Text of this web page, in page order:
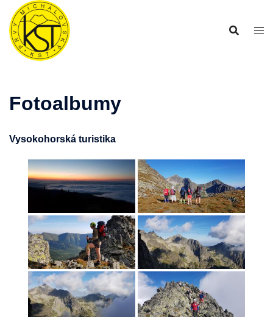
Preskočiť
obsah
Fotoalbumy
Vysokohorská turistika